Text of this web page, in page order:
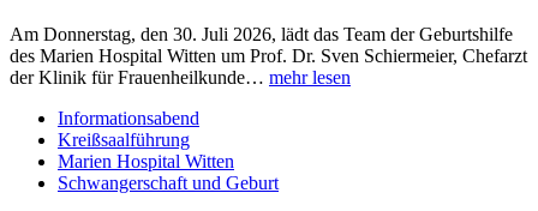
Am Donnerstag, den 30. Juli 2026, lädt das Team der Geburtshilfe
des Marien Hospital Witten um Prof. Dr. Sven Schiermeier, Chefarzt
der Klinik für Frauenheilkunde… mehr lesen
Informationsabend
Kreißsaalführung
Marien Hospital Witten
Schwangerschaft und Geburt